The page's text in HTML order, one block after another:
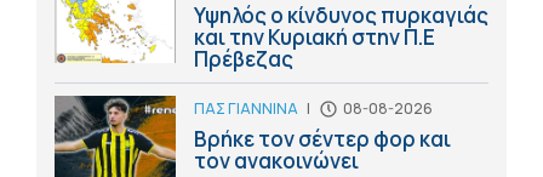
Υψηλός ο κίνδυνος πυρκαγιάς
και την Κυριακή στην Π.Ε
Πρέβεζας
ΠΑΣ ΓΙΑΝΝΙΝΑ | 08-08-2026
Βρήκε τον σέντερ φορ και
τον ανακοινώνει